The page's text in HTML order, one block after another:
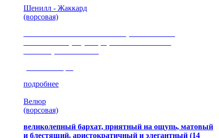
Шенилл - Жаккард
(ворсовая)
подробнее
Велюр
(ворсовая)
великолепный бархат, приятный на ощупь, матовый
и блестящий, аристократичный и элегантный (14